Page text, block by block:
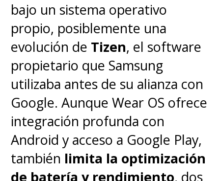
bajo un sistema operativo
propio, posiblemente una
evolución de Tizen, el software
propietario que Samsung
utilizaba antes de su alianza con
Google. Aunque Wear OS ofrece
integración profunda con
Android y acceso a Google Play,
también limita la optimización
de batería y rendimiento, dos